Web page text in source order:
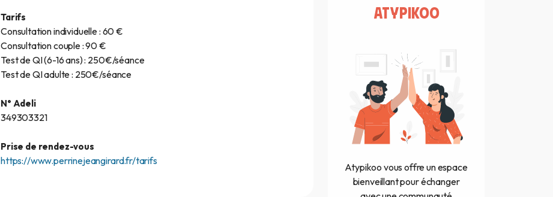
Tarifs
Consultation individuelle : 60 €
Consultation couple : 90 €
Test de QI (6-16 ans) : 250€/séance
Test de QI adulte : 250€/séance
N° Adeli
349303321
Prise de rendez-vous
https://www.perrinejeangirard.fr/tarifs
atypikoo
Atypikoo vous offre un espace
bienveillant pour échanger